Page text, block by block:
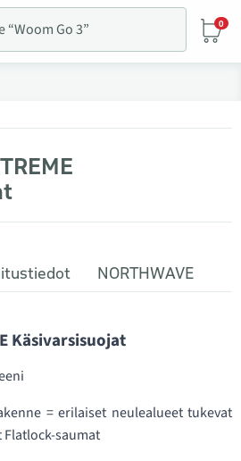
0
NORTHWAVE
Käsivarsisuojat
= erilaiset neulealueet tukevat
saumat